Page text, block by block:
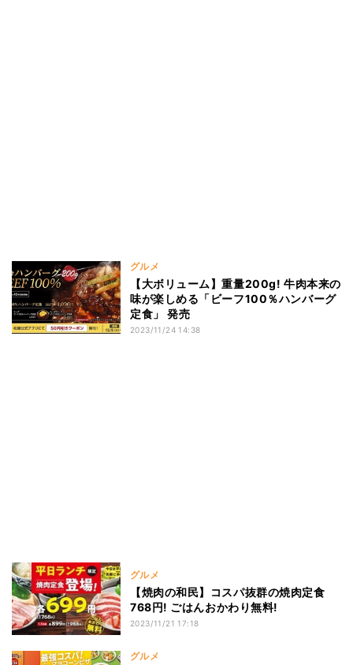
グルメ
【大ボリューム】重量200g! 牛肉本来の
味が楽しめる「ビーフ100％ハンバーグ
定食」 発売
2023/11/24 14:38
グルメ
【焼肉の和民】コスパ抜群の焼肉定食
768円! ごはんおかわり無料!
2023/11/21 17:18
グルメ